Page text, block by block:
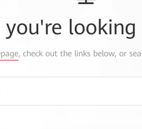
you're
, check out the links below, or